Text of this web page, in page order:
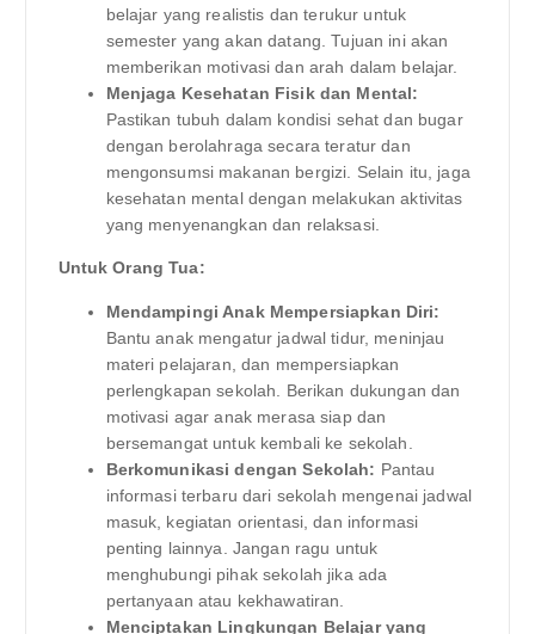
belajar yang realistis dan terukur untuk
semester yang akan datang. Tujuan ini akan
memberikan motivasi dan arah dalam belajar.
Menjaga Kesehatan Fisik dan Mental:
Pastikan tubuh dalam kondisi sehat dan bugar
dengan berolahraga secara teratur dan
mengonsumsi makanan bergizi. Selain itu, jaga
kesehatan mental dengan melakukan aktivitas
yang menyenangkan dan relaksasi.
Untuk Orang Tua:
Mendampingi Anak Mempersiapkan Diri:
Bantu anak mengatur jadwal tidur, meninjau
materi pelajaran, dan mempersiapkan
perlengkapan sekolah. Berikan dukungan dan
motivasi agar anak merasa siap dan
bersemangat untuk kembali ke sekolah.
Berkomunikasi dengan Sekolah: Pantau
informasi terbaru dari sekolah mengenai jadwal
masuk, kegiatan orientasi, dan informasi
penting lainnya. Jangan ragu untuk
menghubungi pihak sekolah jika ada
pertanyaan atau kekhawatiran.
Menciptakan Lingkungan Belajar yang